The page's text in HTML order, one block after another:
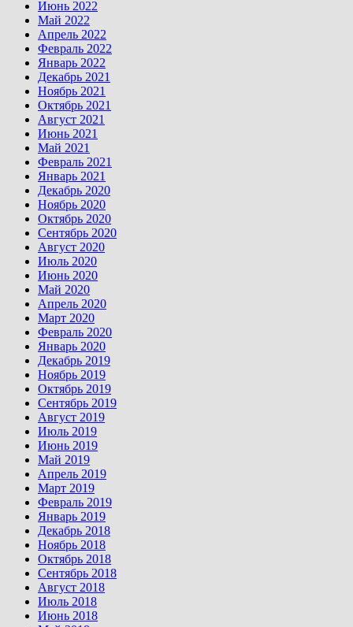
Июнь 2022
Май 2022
Апрель 2022
Февраль 2022
Январь 2022
Декабрь 2021
Ноябрь 2021
Октябрь 2021
Август 2021
Июнь 2021
Май 2021
Февраль 2021
Январь 2021
Декабрь 2020
Ноябрь 2020
Октябрь 2020
Сентябрь 2020
Август 2020
Июль 2020
Июнь 2020
Май 2020
Апрель 2020
Март 2020
Февраль 2020
Январь 2020
Декабрь 2019
Ноябрь 2019
Октябрь 2019
Сентябрь 2019
Август 2019
Июль 2019
Июнь 2019
Май 2019
Апрель 2019
Март 2019
Февраль 2019
Январь 2019
Декабрь 2018
Ноябрь 2018
Октябрь 2018
Сентябрь 2018
Август 2018
Июль 2018
Июнь 2018